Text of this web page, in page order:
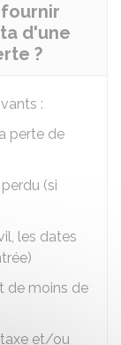
d'une
?
:
perte de
(si
les dates
de moins de
et/ou